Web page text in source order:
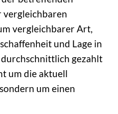
vergleichbaren
vergleichbarer Art,
und Lage in
gezahlt
um die aktuell
um einen